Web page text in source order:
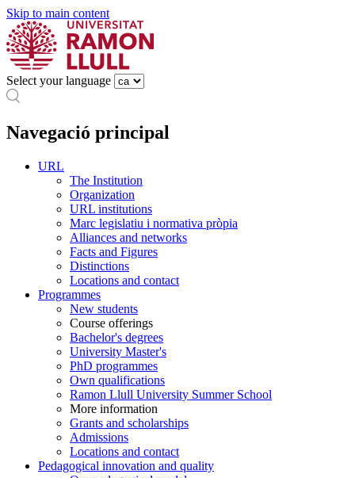
Skip to main content
Select your language
Navegació principal
URL
The Institution
Organization
URL institutions
Marc legislatiu i normativa pròpia
Alliances and networks
Facts and Figures
Distinctions
Locations and contact
Programmes
New students
Course offerings
Bachelor's degrees
University Master's
PhD programmes
Own qualifications
Ramon Llull University Summer School
More information
Grants and scholarships
Admissions
Locations and contact
Pedagogical innovation and quality